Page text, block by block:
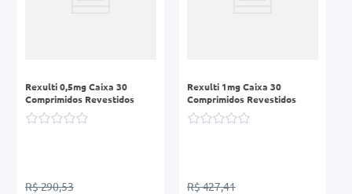
Rexulti 0,5mg Caixa 30
Comprimidos Revestidos
R$ 290,53
Rexulti 1mg Caixa 30
Comprimidos Revestidos
R$ 427,41